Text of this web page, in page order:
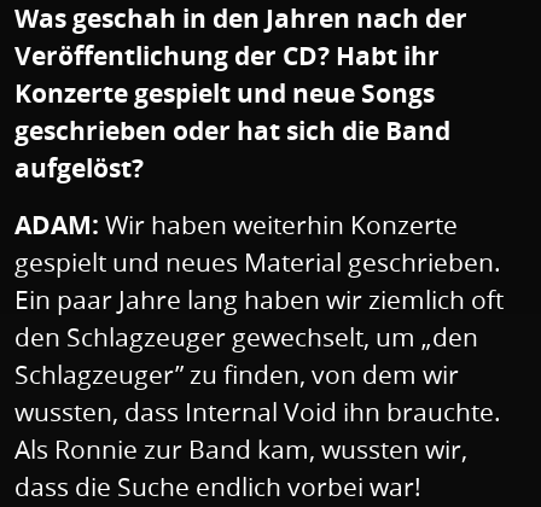
Was geschah in den Jahren nach der
Veröffentlichung der CD? Habt ihr
Konzerte gespielt und neue Songs
geschrieben oder hat sich die Band
aufgelöst?
ADAM: Wir haben weiterhin Konzerte
gespielt und neues Material geschrieben.
Ein paar Jahre lang haben wir ziemlich oft
den Schlagzeuger gewechselt, um „den
Schlagzeuger” zu finden, von dem wir
wussten, dass Internal Void ihn brauchte.
Als Ronnie zur Band kam, wussten wir,
dass die Suche endlich vorbei war!